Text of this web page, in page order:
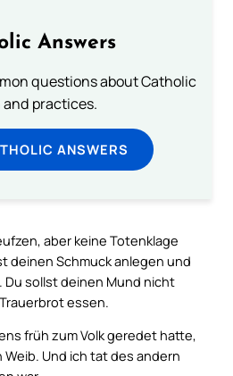
Answers
questions about Catholic
practices.
ANSWERS
aber keine Totenklage
deinen Schmuck anlegen und
sollst deinen Mund nicht
essen.
früh zum Volk geredet hatte,
Weib. Und ich tat des andern